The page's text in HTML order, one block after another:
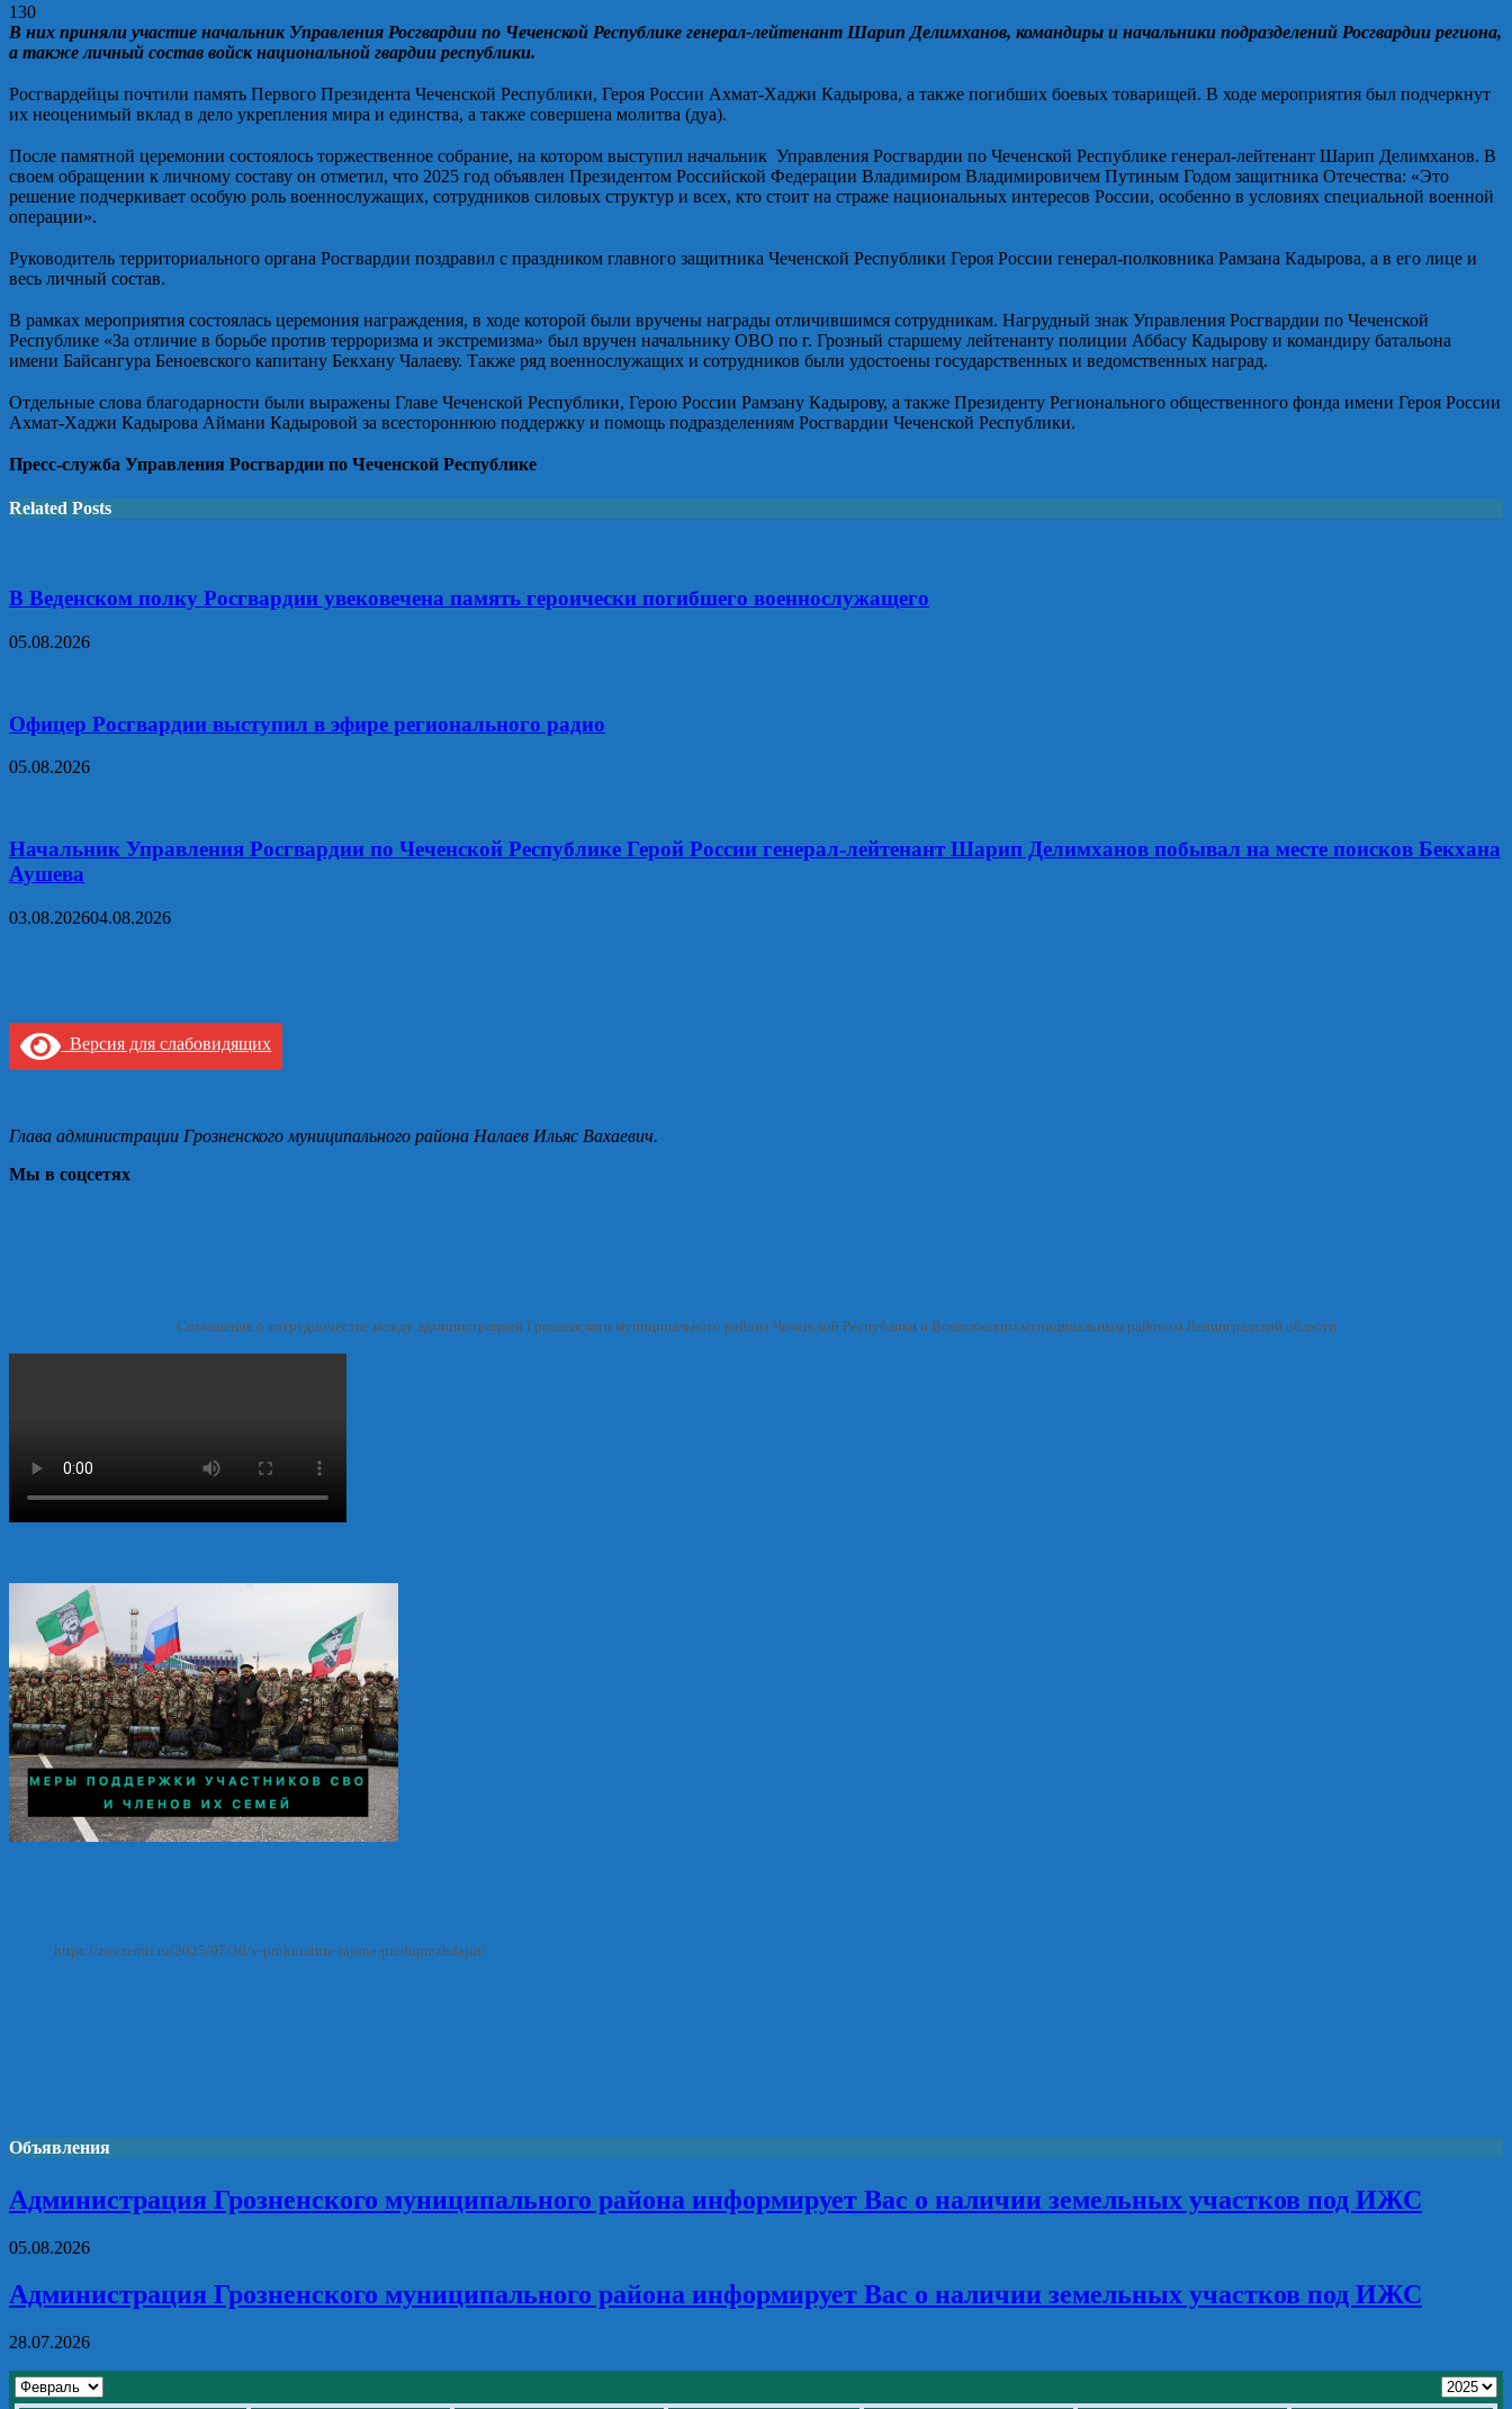
130
В них приняли участие начальник Управления Росгвардии по Чеченской Республике генерал-лейтенант Шарип Делимханов, командиры и начальники подразделений Росгвардии региона,
а также личный состав войск национальной гвардии республики.
Росгвардейцы почтили память Первого Президента Чеченской Республики, Героя России Ахмат-Хаджи Кадырова, а также погибших боевых товарищей. В ходе мероприятия был подчеркнут
их неоценимый вклад в дело укрепления мира и единства, а также совершена молитва (дуа).
После памятной церемонии состоялось торжественное собрание, на котором выступил начальник Управления Росгвардии по Чеченской Республике генерал-лейтенант Шарип Делимханов. В
своем обращении к личному составу он отметил, что 2025 год объявлен Президентом Российской Федерации Владимиром Владимировичем Путиным Годом защитника Отечества: «Это
решение подчеркивает особую роль военнослужащих, сотрудников силовых структур и всех, кто стоит на страже национальных интересов России, особенно в условиях специальной военной
операции».
Руководитель территориального органа Росгвардии поздравил с праздником главного защитника Чеченской Республики Героя России генерал-полковника Рамзана Кадырова, а в его лице и
весь личный состав.
В рамках мероприятия состоялась церемония награждения, в ходе которой были вручены награды отличившимся сотрудникам. Нагрудный знак Управления Росгвардии по Чеченской
Республике «За отличие в борьбе против терроризма и экстремизма» был вручен начальнику ОВО по г. Грозный старшему лейтенанту полиции Аббасу Кадырову и командиру батальона
имени Байсангура Беноевского капитану Бекхану Чалаеву. Также ряд военнослужащих и сотрудников были удостоены государственных и ведомственных наград.
Отдельные слова благодарности были выражены Главе Чеченской Республики, Герою России Рамзану Кадырову, а также Президенту Регионального общественного фонда имени Героя России
Ахмат-Хаджи Кадырова Аймани Кадыровой за всестороннюю поддержку и помощь подразделениям Росгвардии Чеченской Республики.
Пресс-служба Управления Росгвардии по Чеченской Республике
Related Posts
В Веденском полку Росгвардии увековечена память героически погибшего военнослужащего
05.08.2026
Офицер Росгвардии выступил в эфире регионального радио
05.08.2026
Начальник Управления Росгвардии по Чеченской Республике Герой России генерал-лейтенант Шарип Делимханов побывал на месте поисков Бекхана
Аушева
03.08.202604.08.2026
Версия для слабовидящих
Глава администрации Грозненского муниципального района Налаев Ильяс Вахаевич.
Мы в соцсетях
Соглашение о сотрудничестве между администрацией Грозненского муниципального района Чеченской Республики и Всеволжским муниципальным районом Ленинградской области
https://zovzemli.ru/2025/07/30/v-prokurature-rajona-preduprezhdajut/
Объявления
Администрация Грозненского муниципального района информирует Вас о наличии земельных участков под ИЖС
05.08.2026
Администрация Грозненского муниципального района информирует Вас о наличии земельных участков под ИЖС
28.07.2026